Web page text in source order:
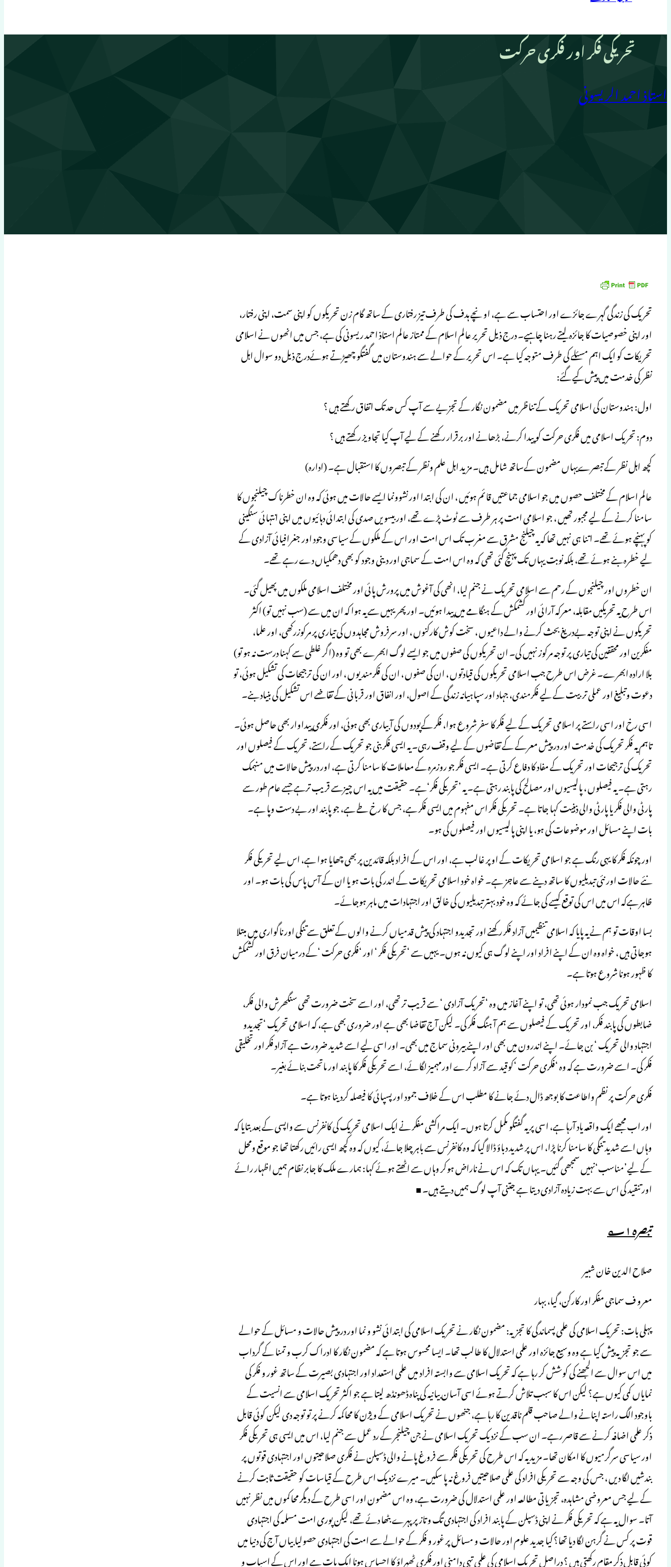
تحریکی فکر اور فکری حرکت
استاذ احمد الریسونی
تحریک کی زندگی گہرے جائزے اور احتساب سے ہے، اونچے ہدف کی طرف تیز رفتاری کے ساتھ گام زن تحریکوں کو اپنی سمت، اپنی رفتار،
اور اپنی خصوصیات کا جائزہ لیتے رہنا چاہیے۔ درج ذیل تحریر عالم اسلام کے ممتاز عالم استاذ احمد ریسونی کی ہے، جس میں انھوں نے اسلامی
تحریکات کو ایک اہم مسئلے کی طرف متوجہ کیا ہے۔ اس تحریر کے حوالے سے ہندوستان میں گفتگو چھیڑتے ہوئےدرج ذیل دو سوال اہل
نظر کی خدمت میں پیش کیے گئے:
اول: ہندوستان کی اسلامی تحریک کے تناظر میں مضمون نگار کے تجزیے سے آپ کس حد تک اتفاق رکھتے ہیں ؟
دوم: تحریک اسلامی میں فکری حرکت کو پیدا کرنے، بڑھانے اور برقرار رکھنے کے لیے آپ کیا تجاویز رکھتے ہیں ؟
کچھ اہل نظر کے تبصرےیہاں مضمون کےساتھ شامل ہیں۔ مزید اہل علم ونظر کے تبصروں کا استقبال ہے۔ (ادارہ)
عالم اسلام کے مختلف حصوں میں جو اسلامی جماعتیں قائم ہوئیں ، ان کی ابتدا اور نشوونما ایسے حالات میں ہوئی کہ وہ ان خطرناک چیلنجوں کا
سامنا کرنے کے لیے مجبور تھیں ، جو اسلامی امت پر ہر طرف سے ٹوٹ پڑے تھے، اور بیسویں صدی کی ابتدائی دہائیوں میں اپنی انتہائی سنگینی
کو پہنچے ہوئے تھے۔ اتنا ہی نہیں تھا کہ یہ چیلنج مشرق سے مغرب تک اس امت اور اس کے ملکوں کے سیاسی وجود اور جغرافیائی آزادی کے
لیے خطرہ بنے ہوئے تھے، بلکہ نوبت یہاں تک پہنچ گئی تھی کہ وہ اس امت کے سماجی اور دینی وجود کو بھی دھمکیاں دے رہے تھے۔
ان خطروں اور چیلنجوں کے رحم سے اسلامی تحریک نے جنم لیا، انھی کی آغوش میں پرورش پائی اور مختلف اسلامی ملکوں میں پھیل گئی۔
اس طرح یہ تحریکیں مقابلہ، معرکہ آرائی اور کشمکش کے ہنگامے میں پیدا ہوئیں۔ اور پھر یہیں سے یہ ہوا کہ ان میں سے (سب نہیں تو) اکثر
تحریکوں نے اپنی توجہ بےدریغ بحث کرنے والے داعیوں ، سخت کوش کارکنوں ، اور سرفروش مجاہدوں کی تیاری پر مرکوزرکھی، اور علما،
مفکرین اور محققین کی تیاری پر توجہ مرکوز نہیں کی۔ ان تحریکوں کی صفوں میں جو ایسے لوگ ابھرے بھی تو وہ (اگر غلطی سے کہنا درست نہ ہو تو)
بلا ارادہ ابھرے۔ غرض اس طرح جب اسلامی تحریکوں کی قیادتوں ، ان کی صفوں ، ان کی فکرمندیوں ، اور ان کی ترجیحات کی تشکیل ہوئی، تو
دعوت وتبلیغ اور عملی تربیت کے لیے فکرمندی، جہاد اور سپاہیانہ زندگی کے اصول، اور انفاق اور قربانی کے تقاضے اس تشکیل کی بنیاد بنے۔
اسی رخ اور اسی راستے پر اسلامی تحریک کے لیے فکر کا سفر شروع ہوا، فکر کےپودوں کی آبیاری بھی ہوئی، اور فکری پیداوار بھی حاصل ہوئی۔
تاہم یہ فکر تحریک کی خدمت اور درپیش معرکے کے تقاضوں کے لیے وقف رہی۔ یہ ایسی فکر بنی جو تحریک کے راستے، تحریک کے فیصلوں اور
تحریک کی ترجیحات اور تحریک کے مفاد کا دفاع کرتی ہے۔ ایسی فکر جو روزمرہ کے معاملات کا سامنا کرتی ہے، اور درپیش حالات میں منہمک
رہتی ہے۔ یہ فیصلوں ، پالیسیوں اور مصالح کی پابند رہتی ہے۔ یہ ’تحریکی فکر‘ہے۔ حقیقت میں یہ اس چیزسے قریب ترہے جسے عام طور سے
پارٹی والی فکر یا پارٹی والی ذہنیت کہا جاتا ہے۔ تحریکی فکر اس مفہوم میں ایسی فکر ہے، جس کا رخ طے ہے، جو پابند اور بے دست وپا ہے۔
بات اپنے مسائل اور موضوعات کی ہو، یا اپنی پالیسیوں اور فیصلوں کی ہو۔
اور چونکہ فکر کا یہی رنگ ہے جو اسلامی تحریکات کے اوپر غالب ہے، اور اس کے افراد بلکہ قائدین پر بھی چھایا ہوا ہے، اس لیے تحریکی فکر
نئے حالات اور نئی تبدیلیوں کا ساتھ دینے سے عاجز ہے۔ خواہ خود اسلامی تحریکات کے اندر کی بات ہو یا ان کے آس پاس کی بات ہو۔ اور
ظاہر ہےکہ اس میں اس کی توقع کیسے کی جائے کہ وہ خود بہتر تبدیلیوں کی خالق اور اجتہادات میں ماہر ہوجائے۔
بسا اوقات تو ہم نے یہ پایا کہ اسلامی تنظیمیں آزاد فکر رکھنے اور تجدیدو اجتہاد کی پیش قدمیاں کرنے والوں کے تعلق سے تنگی اور ناگواری میں مبتلا
ہوجاتی ہیں ، خواہ وہ ان کے اپنے افراد اور اپنے لوگ ہی کیوں نہ ہوں۔ یہیں سے ‘تحریکی فکر ‘ اور ‘فکری حرکت ‘کے درمیان فرق اور کشمکش
کا ظہور ہونا شروع ہوتا ہے۔
اسلامی تحریک جب نمودار ہوئی تھی، تو اپنے آغاز میں وہ ‘تحریک آزادی ‘ سے قریب تر تھی، اور اسے سخت ضرورت تھی سنگھرش والی فکر،
ضابطوں کی پابند فکر، اور تحریک کے فیصلوں سے ہم آ ہنگ فکر کی۔ لیکن آج تقاضا بھی ہے اور ضروری بھی ہے، کہ اسلامی تحریک ‘تجدیدو
اجتہاد والی تحریک ‘ بن جائے۔ اپنے اندرون میں بھی اور اپنے بیرونی سماج میں بھی۔ اور اسی لیے اسے شدید ضرورت ہے آزاد فکر اور تخلیقی
فکر کی۔ اسے ضرورت ہے کہ وہ ‘فکری حرکت ‘کوقید سے آزاد کرے اورمہمیز لگائے، اسے تحریکی فکر کا پابند اور ماتحت بنائے بغیر۔
فکری حرکت پر نظم واطاعت کا بوجھ ڈال دئے جانے کا مطلب اس کے خلاف جمود اور پسپائی کا فیصلہ کردینا ہوتا ہے۔
اور اب مجھے ایک واقعہ یاد آرہا ہے، اسی پر یہ گفتگو مکمل کرتا ہوں۔ ایک مراکشی مفکر نے ایک اسلامی تحریک کی کانفرنس سے واپسی کے بعد بتایا کہ
وہاں اسے شدید تنگی کا سامنا کرنا پڑا، اس پر شدید دباؤ ڈالا گیا کہ وہ کانفرنس سے باہر چلا جائے، کیوں کہ وہ کچھ ایسی رائیں رکھتا تھا جو موقع ومحل
کے لیے’مناسب‘نہیں سمجھی گئیں۔ یہاں تک کہ اس نے ناراض ہوکر وہاں سے اٹھتے ہوئے کہا: ہمارے ملک کا جابر نظام ہمیں اظہار رائے
اور تنقید کی اس سے بہت زیادہ آزادی دیتا ہے جتنی آپ لوگ ہمیں دیتے ہیں۔ ■
تبصرہ ؂۱
صلاح الدین خان شبیر
معرو ف سماجی مفکر اور کارکن، گیا، بہار
پہلی بات: تحریک اسلامی کی علمی پسماندگی کا تجزیہ: مضمون نگار نے تحریک اسلامی کی ابتدائی نشو و نما اور درپیش حالات و مسائل کے حوالے
سے جو تجزیہ پیش کیا ہے وہ وسیع جائزہ اور علمی استدلال کا طالب تھا۔ ایسا محسوس ہوتا ہے کہ مضمون نگار کا ادراک کرب و تمنا کے گرداب
میں اس سوال سے الجھنے کی کوشش کر رہا ہے کہ تحریک اسلامی سے وابستہ افراد میں علمی استعداد اور اجتہادی بصیرت کے ساتھ غور و فکر کی
نمایاں کمی کیوں ہے؟ لیکن اس کا سبب تلاش کرتے ہوئے اسی آسان بیانیہ کی پناہ ڈھونڈھ لیتا ہے جو اکثر تحریک اسلامی سے انسیت کے
باوجود الگ راستہ اپنانے والے صاحب قلم ناقدین کا رہا ہے، جنھوں نے تحریک اسلامی کے ویژن کا محاکمہ کرنے پر تو توجہ دی لیکن کوئی قابل
ذکر علمی اضافہ کرنے سے قاصر رہے۔ ان سب کے نزدیک تحریک اسلامی نے جن چیلنجر کے رد عمل سے جنم لیا، اس میں ایسی ہی تحریکی فکر
اور سیاسی سرگرمیوں کا امکان تھا۔ مزید یہ کہ اس طرح کی تحریکی فکر سے فروغ پانے والی ڈسپلن نے فکری صلاحیتوں اور اجتہادی قوتوں پر
بندشیں لگا دیں ، جس کی وجہ سے تحریکی افراد کی علمی صلاحیتیں فروغ نہ پا سکیں۔ میرے نزدیک اس طرح کے قیاسات کو حقیقت ثابت کرنے
کے لیے جس معروضی مشاہدہ، تجزیاتی مطالعہ اور علمی استدلال کی ضرورت ہے، وہ اس مضمون اور اسی طرح کے دیگر محاکموں میں نظر نہیں
آتا۔ سوال یہ ہے کہ تحریکی فکر نے اپنی ڈسپلن کے پابند افراد کی اجتہادی تگ و تاز پر پہرے بٹھا دئے تھے، لیکن پوری امت مسلمہ کی اجتہادی
قوت پر کس نے گرہن لگا دیا تھا؟ کیا جدید علوم اور حالات و مسائل پر غور و فکر کے حوالے سے امت کی اجتہادی حصولیا بیاں آج کی دنیا میں
کوئی قابل ذکر مقام رکھتی ہیں ؟ دراصل تحریک اسلامی کی علمی تہی دامنی اور فکری ٹھہراؤ کا احساس ہونا ایک بات ہے اور اس کے اسباب و